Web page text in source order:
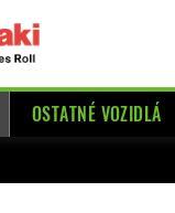
OSTATNÉ VOZIDLÁ